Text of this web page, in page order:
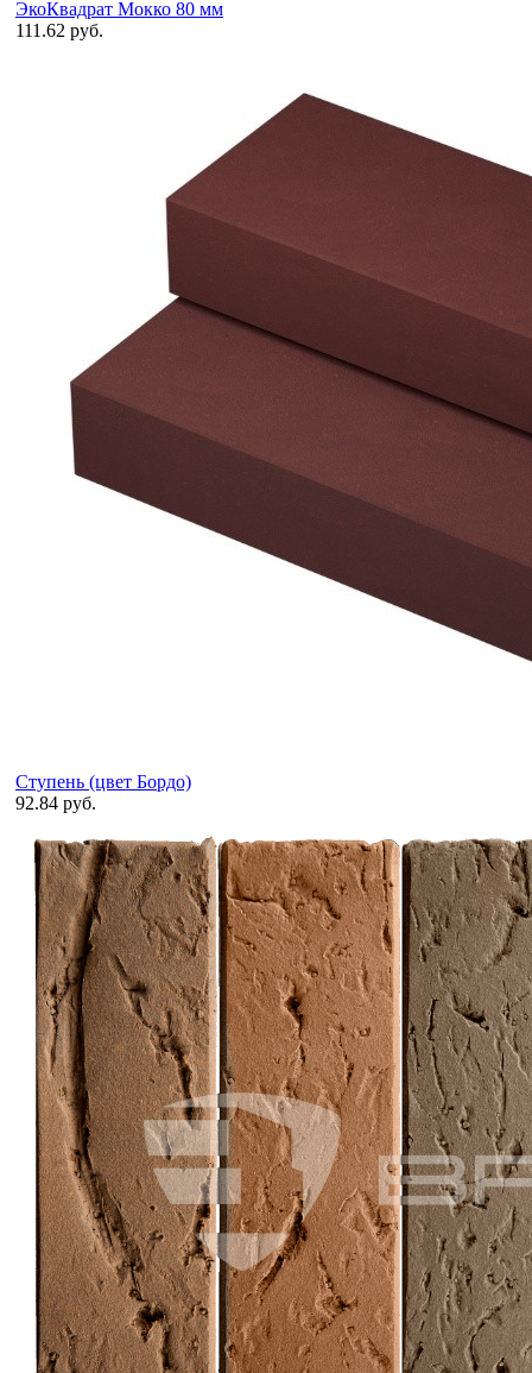
ЭкоКвадрат Мокко 80 мм
111.62 руб.
Ступень (цвет Бордо)
92.84 руб.